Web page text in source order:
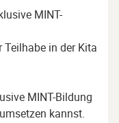
MINT-
Teilhabe in der Kita
MINT-Bildung
kannst.